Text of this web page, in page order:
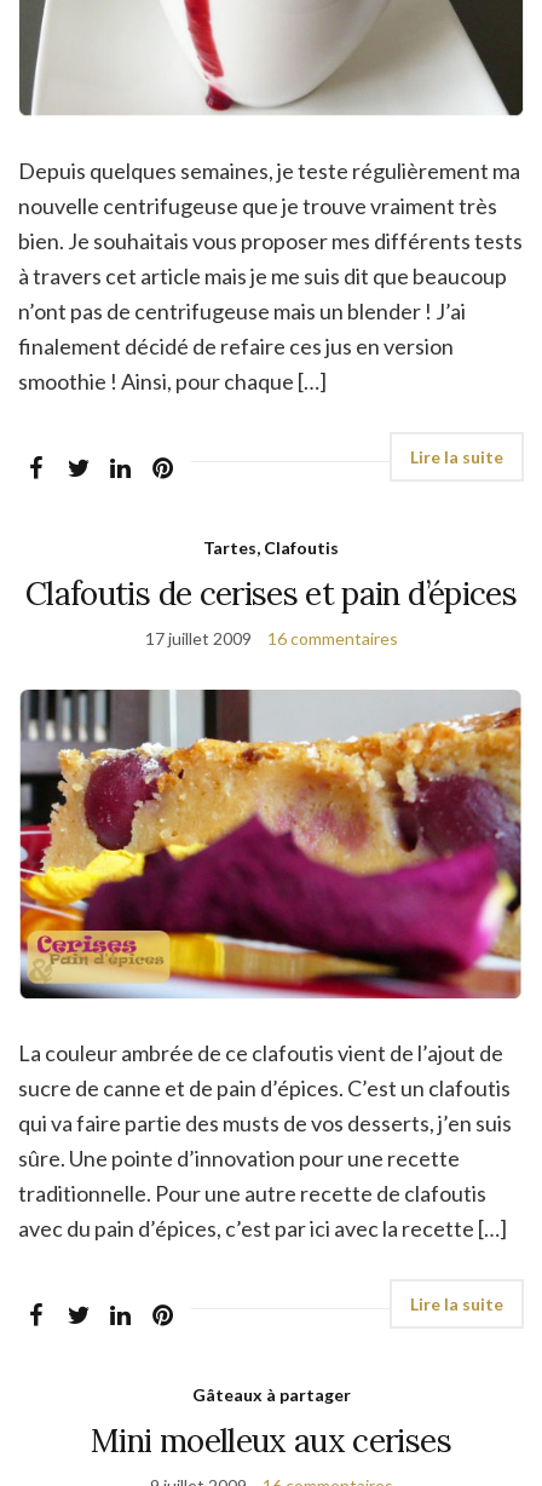
Depuis quelques semaines, je teste régulièrement ma
nouvelle centrifugeuse que je trouve vraiment très
bien. Je souhaitais vous proposer mes différents tests
à travers cet article mais je me suis dit que beaucoup
n’ont pas de centrifugeuse mais un blender ! J’ai
finalement décidé de refaire ces jus en version
smoothie ! Ainsi, pour chaque […]
Tartes, Clafoutis
Clafoutis de cerises et pain d’épices
17 juillet 2009 16 commentaires
La couleur ambrée de ce clafoutis vient de l’ajout de
sucre de canne et de pain d’épices. C’est un clafoutis
qui va faire partie des musts de vos desserts, j’en suis
sûre. Une pointe d’innovation pour une recette
traditionnelle. Pour une autre recette de clafoutis
avec du pain d’épices, c’est par ici avec la recette […]
Gâteaux à partager
Mini moelleux aux cerises